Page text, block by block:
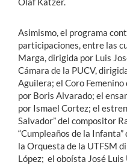
Asimismo, el programa
participaciones, entre las
Marga, dirigida por Luis
Cámara de la PUCV,
Aguilera; el Coro
por Boris Alvarado; el
por Ismael Cortez; el
Salvador” del compositor
“Cumpleaños de la
la Orquesta de la UTFSM
López; el oboísta José